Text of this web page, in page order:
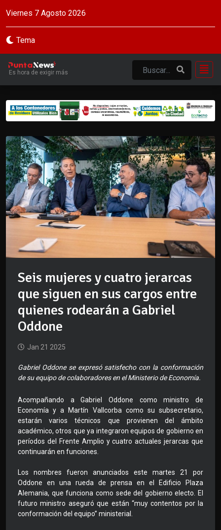
Viernes 7 Agosto 2026
Tema
Es hora de exigir más
Seis mujeres y cuatro jerarcas
que siguen en sus cargos entre
quienes rodearán a Gabriel
Oddone
Jan 21 2025
Gabriel Oddone se expresó satisfecho con la conformación
de su equipo de colaboradores en el Ministerio de Economía.
Acompañando a Gabriel Oddone como ministro de
Economía y a Martín Vallcorba como su subsecretario,
estarán varios técnicos que provienen del ámbito
académico, otros que ya integraron equipos de gobierno en
períodos del Frente Amplio y cuatro actuales jerarcas que
continuarán en funciones.
Los nombres fueron anunciados este martes 21 por
Oddone en una rueda de prensa en el Edificio Plaza
Alemania, que funciona como sede del gobierno electo. El
futuro ministro aseguró que están “muy contentos por la
conformación del equipo” ministerial.